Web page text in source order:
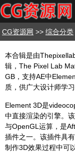
CG资源网 >> 综合分类
本合辑是由
辑，The Pixel Lab
GB，支持AE中
质，供广大设计师学习
Element 3D是
中直接渲染的引擎。
与OpenGL运算，是
插件之一。该插件具
制作3D效果过程中可